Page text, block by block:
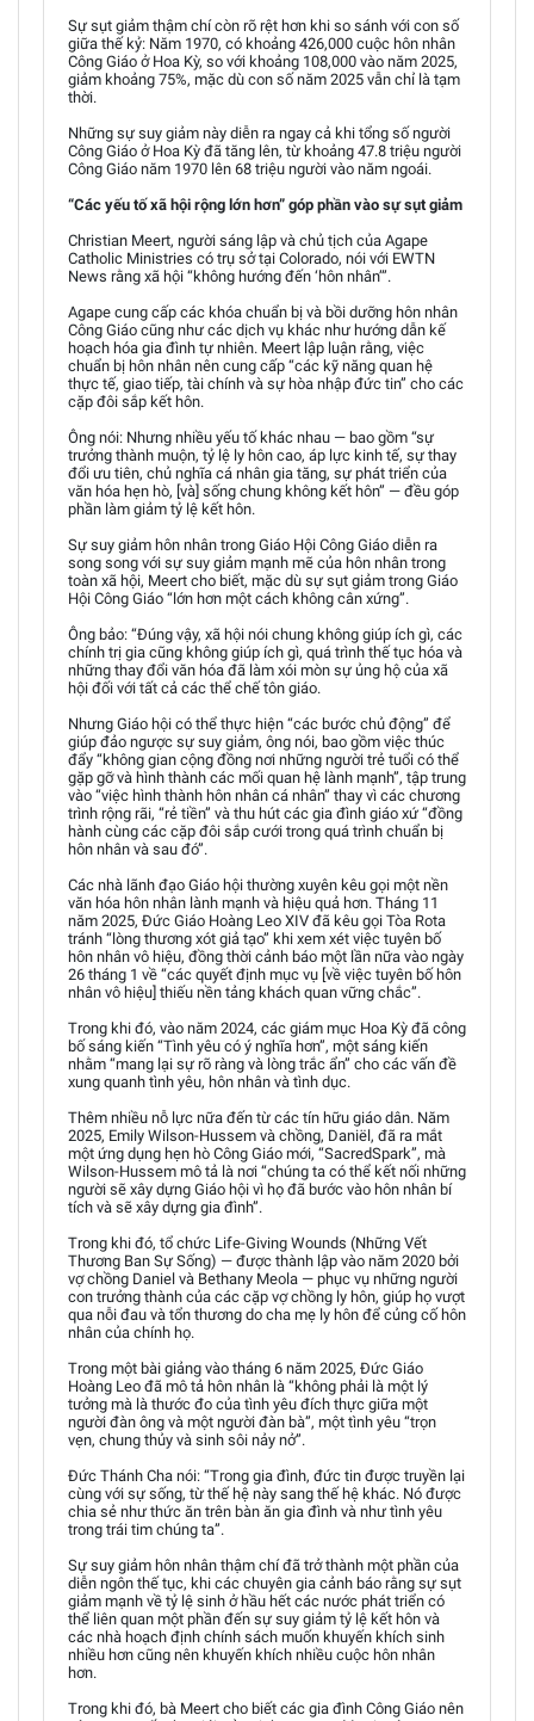
Sự sụt giảm thậm chí còn rõ rệt hơn khi so sánh với con số
giữa thế kỷ: Năm 1970, có khoảng 426,000 cuộc hôn nhân
Công Giáo ở Hoa Kỳ, so với khoảng 108,000 vào năm 2025,
giảm khoảng 75%, mặc dù con số năm 2025 vẫn chỉ là tạm
thời.
Những sự suy giảm này diễn ra ngay cả khi tổng số người
Công Giáo ở Hoa Kỳ đã tăng lên, từ khoảng 47.8 triệu người
Công Giáo năm 1970 lên 68 triệu người vào năm ngoái.
“Các yếu tố xã hội rộng lớn hơn” góp phần vào sự sụt giảm
Christian Meert, người sáng lập và chủ tịch của Agape
Catholic Ministries có trụ sở tại Colorado, nói với EWTN
News rằng xã hội “không hướng đến ‘hôn nhân’”.
Agape cung cấp các khóa chuẩn bị và bồi dưỡng hôn nhân
Công Giáo cũng như các dịch vụ khác như hướng dẫn kế
hoạch hóa gia đình tự nhiên. Meert lập luận rằng, việc
chuẩn bị hôn nhân nên cung cấp “các kỹ năng quan hệ
thực tế, giao tiếp, tài chính và sự hòa nhập đức tin” cho các
cặp đôi sắp kết hôn.
Ông nói: Nhưng nhiều yếu tố khác nhau — bao gồm “sự
trưởng thành muộn, tỷ lệ ly hôn cao, áp lực kinh tế, sự thay
đổi ưu tiên, chủ nghĩa cá nhân gia tăng, sự phát triển của
văn hóa hẹn hò, [và] sống chung không kết hôn” — đều góp
phần làm giảm tỷ lệ kết hôn.
Sự suy giảm hôn nhân trong Giáo Hội Công Giáo diễn ra
song song với sự suy giảm mạnh mẽ của hôn nhân trong
toàn xã hội, Meert cho biết, mặc dù sự sụt giảm trong Giáo
Hội Công Giáo “lớn hơn một cách không cân xứng”.
Ông bảo: “Đúng vậy, xã hội nói chung không giúp ích gì, các
chính trị gia cũng không giúp ích gì, quá trình thế tục hóa và
những thay đổi văn hóa đã làm xói mòn sự ủng hộ của xã
hội đối với tất cả các thể chế tôn giáo.
Nhưng Giáo hội có thể thực hiện “các bước chủ động” để
giúp đảo ngược sự suy giảm, ông nói, bao gồm việc thúc
đẩy “không gian cộng đồng nơi những người trẻ tuổi có thể
gặp gỡ và hình thành các mối quan hệ lành mạnh”, tập trung
vào “việc hình thành hôn nhân cá nhân” thay vì các chương
trình rộng rãi, “rẻ tiền” và thu hút các gia đình giáo xứ “đồng
hành cùng các cặp đôi sắp cưới trong quá trình chuẩn bị
hôn nhân và sau đó”.
Các nhà lãnh đạo Giáo hội thường xuyên kêu gọi một nền
văn hóa hôn nhân lành mạnh và hiệu quả hơn. Tháng 11
năm 2025, Đức Giáo Hoàng Leo XIV đã kêu gọi Tòa Rota
tránh “lòng thương xót giả tạo” khi xem xét việc tuyên bố
hôn nhân vô hiệu, đồng thời cảnh báo một lần nữa vào ngày
26 tháng 1 về “các quyết định mục vụ [về việc tuyên bố hôn
nhân vô hiệu] thiếu nền tảng khách quan vững chắc”.
Trong khi đó, vào năm 2024, các giám mục Hoa Kỳ đã công
bố sáng kiến “Tình yêu có ý nghĩa hơn”, một sáng kiến
nhằm “mang lại sự rõ ràng và lòng trắc ẩn” cho các vấn đề
xung quanh tình yêu, hôn nhân và tình dục.
Thêm nhiều nỗ lực nữa đến từ các tín hữu giáo dân. Năm
2025, Emily Wilson-Hussem và chồng, Daniël, đã ra mắt
một ứng dụng hẹn hò Công Giáo mới, “SacredSpark”, mà
Wilson-Hussem mô tả là nơi “chúng ta có thể kết nối những
người sẽ xây dựng Giáo hội vì họ đã bước vào hôn nhân bí
tích và sẽ xây dựng gia đình”.
Trong khi đó, tổ chức Life-Giving Wounds (Những Vết
Thương Ban Sự Sống) — được thành lập vào năm 2020 bởi
vợ chồng Daniel và Bethany Meola — phục vụ những người
con trưởng thành của các cặp vợ chồng ly hôn, giúp họ vượt
qua nỗi đau và tổn thương do cha mẹ ly hôn để củng cố hôn
nhân của chính họ.
Trong một bài giảng vào tháng 6 năm 2025, Đức Giáo
Hoàng Leo đã mô tả hôn nhân là “không phải là một lý
tưởng mà là thước đo của tình yêu đích thực giữa một
người đàn ông và một người đàn bà”, một tình yêu “trọn
vẹn, chung thủy và sinh sôi nảy nở”.
Đức Thánh Cha nói: “Trong gia đình, đức tin được truyền lại
cùng với sự sống, từ thế hệ này sang thế hệ khác. Nó được
chia sẻ như thức ăn trên bàn ăn gia đình và như tình yêu
trong trái tim chúng ta”.
Sự suy giảm hôn nhân thậm chí đã trở thành một phần của
diễn ngôn thế tục, khi các chuyên gia cảnh báo rằng sự sụt
giảm mạnh về tỷ lệ sinh ở hầu hết các nước phát triển có
thể liên quan một phần đến sự suy giảm tỷ lệ kết hôn và
các nhà hoạch định chính sách muốn khuyến khích sinh
nhiều hơn cũng nên khuyến khích nhiều cuộc hôn nhân
hơn.
Trong khi đó, bà Meert cho biết các gia đình Công Giáo nên